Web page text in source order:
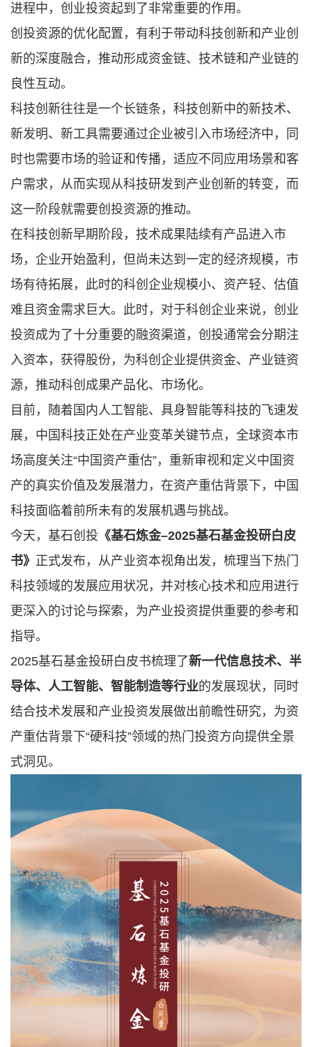
进程中，创业投资起到了非常重要的作用。
创投资源的优化配置，有利于带动科技创新和产业创
新的深度融合，推动形成资金链、技术链和产业链的
良性互动。
科技创新往往是一个长链条，科技创新中的新技术、
新发明、新工具需要通过企业被引入市场经济中，同
时也需要市场的验证和传播，适应不同应用场景和客
户需求，从而实现从科技研发到产业创新的转变，而
这一阶段就需要创投资源的推动。
在科技创新早期阶段，技术成果陆续有产品进入市
场，企业开始盈利，但尚未达到一定的经济规模，市
场有待拓展，此时的科创企业规模小、资产轻、估值
难且资金需求巨大。此时，对于科创企业来说，创业
投资成为了十分重要的融资渠道，创投通常会分期注
入资本，获得股份，为科创企业提供资金、产业链资
源，推动科创成果产品化、市场化。
目前，随着国内人工智能、具身智能等科技的飞速发
展，中国科技正处在产业变革关键节点， 全球资本市
场高度关注“中国资产重估”，重新审视和定义中国资
产的真实价值及发展潜力，在资产重估背景下， 中国
科技面临着前所未有的发展机遇与挑战。
今天，基石创投 《基石炼金–2025基石基金投研白皮
书》 正式发布，从产业资本视角出发，梳理当下热门
科技领域的发展应用状况，并对核心技术和应用进行
更深入的讨论与探索，为产业投资提供重要的参考和
指导。
2025基石基金投研白皮书梳理了新一代信息技术、半
导体、人工智能、智能制造等行业的发展现状，同时
结合技术发展和产业投资发展做出前瞻性研究，为资
产重估背景下“硬科技”领域的热门投资方向提供全景
式洞见。